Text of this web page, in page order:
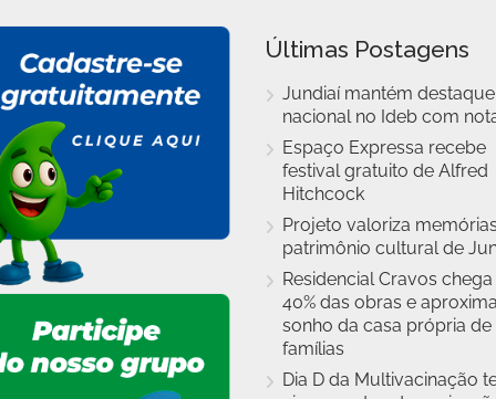
Últimas Postagens
Jundiaí mantém destaque
nacional no Ideb com
Espaço Expressa recebe
festival gratuito de Alfred
Hitchcock
Projeto valoriza
patrimônio cultural de
Residencial Cravos chega
40% das obras e
sonho da casa própria de
famílias
Dia D da Multivacinação